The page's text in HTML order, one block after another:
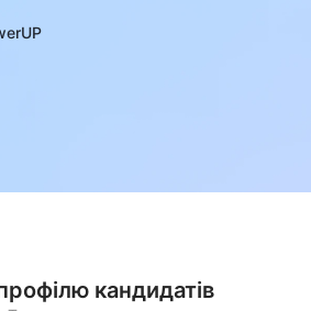
кандидатів